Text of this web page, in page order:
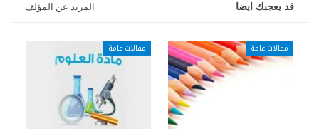
قد يعجبك ايضا المزيد عن المؤلف
مقالات عامة مقالات عامة